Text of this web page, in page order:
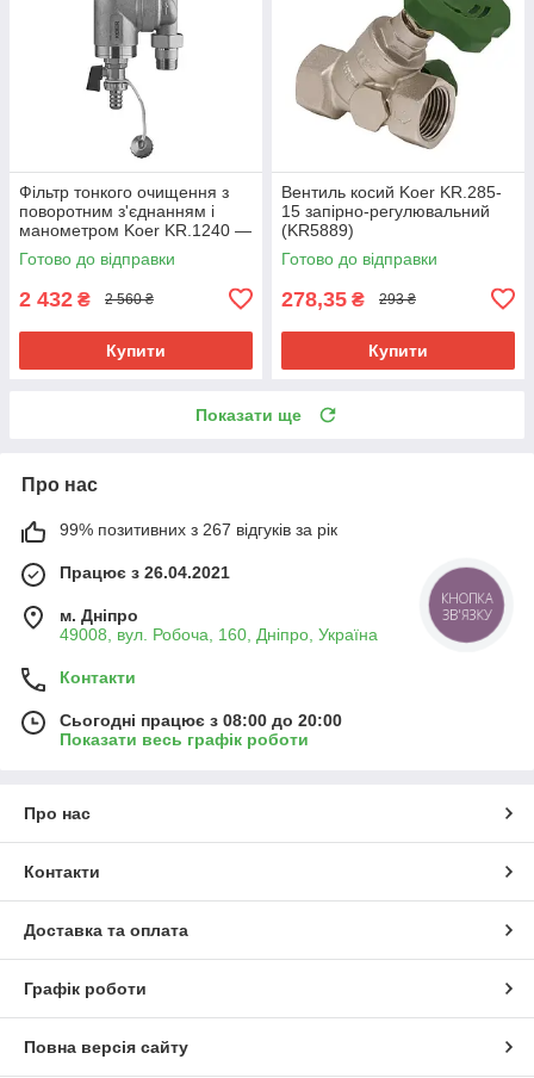
Фільтр тонкого очищення з
поворотним з'єднанням і
манометром Koer KR.1240 —
3/4" (KR5879)
Готово до відправки
2 432 ₴ 2 560 ₴
Купити
Вентиль косий Koer KR.285-
15 запірно-регулювальний
(KR5889)
Готово до відправки
278,35 ₴ 293 ₴
Купити
Показати ще
Про нас
99% позитивних з 267 відгуків за рік
Працює з 26.04.2021
м. Дніпро
49008, вул. Робоча, 160, Дніпро, Україна
Контакти
Сьогодні працює з 08:00 до 20:00
Показати весь графік роботи
Про нас
Контакти
Доставка та оплата
Графік роботи
Повна версія сайту
КНОПКА
ЗВ'ЯЗКУ